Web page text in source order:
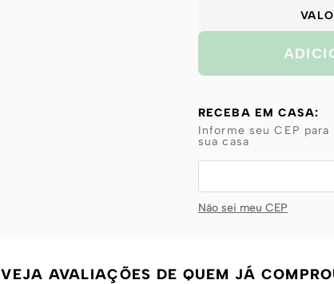
RECEBA EM CASA:
Informe seu CEP
sua casa
Não sei meu CEP
VEJA AVALIAÇÕES DE QUEM JÁ